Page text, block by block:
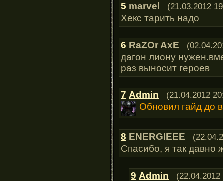
5 marvel (21.03.2012
Хекс тарить надо
6 RaZOr AxE
дагон лиону
раз выносит героев
7 Admin (21.04.2012
Обновил гайд до
8 ENERGIEEE
Спасибо, я так давно
9 Admin (22.04.2012